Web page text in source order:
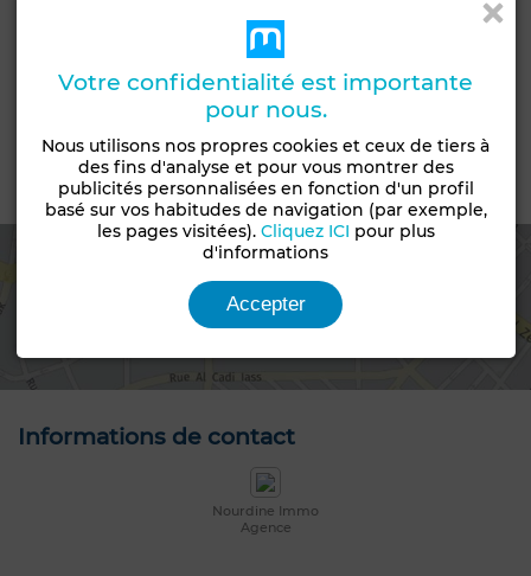
Emplacement
Voir la carte
Informations de contact
Nourdine Immo
Agence
Votre confidentialité est importante
pour nous.
Nous utilisons nos propres cookies et ceux de tiers à
des fins d'analyse et pour vous montrer des
publicités personnalisées en fonction d'un profil
basé sur vos habitudes de navigation (par exemple,
les pages visitées). Cliquez ICI pour plus
d'informations
Accepter